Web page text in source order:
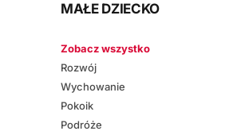
MAŁE DZIECKO
Zobacz wszystko
Rozwój
Wychowanie
Pokoik
Podróże